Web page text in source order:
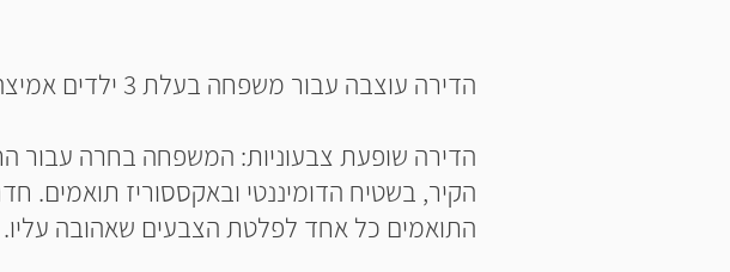
הדירה עוצבה עבור משפחה בעלת 3 ילדים אמיצה וצעירה.
הדירה שופעת צבעוניות: המשפחה בחרה עבור
הקיר, בשטיח הדומיננטי ובאקססוריז תואמים.
התואמים כל אחד לפלטת הצבעים שאהובה עליו.